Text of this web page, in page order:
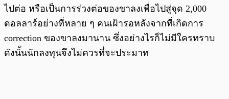
ไปต่อ หรือเป็นการร่วงต่อของขาลงเพื่อไปสู่จุด 2,000
ดอลลาร์อย่างที่หลาย ๆ คนเฝ้ารอหลังจากที่เกิดการ
correction ของขาลงมานาน ซึ่งอย่างไรก็ไม่มีใครทราบ
ดังนั้นนักลงทุนจึงไม่ควรที่จะประมาท